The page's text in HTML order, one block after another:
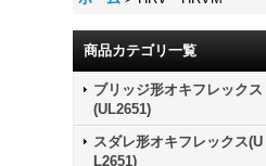
商品カテゴリ一覧
ブリッジ形オキフレックス
(UL2651)
スダレ形オキフレックス(U
L2651)